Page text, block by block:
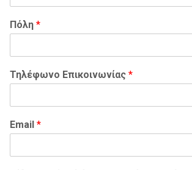
Πόλη *
Τηλέφωνο Επικοινωνίας *
Email *